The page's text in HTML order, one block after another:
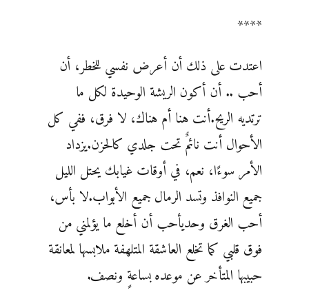
****
اعتدت على ذلك أن أعرض نفسي للخطر، أن
أحب .. أن أكون الريشة الوحيدة لكل ما
ترتديه الريح.أنت هنا أم هناك، لا فرق، ففي كل
الأحوال أنت نائمٌ تحت جلدي كالحزن.يزداد
الأمر سوءًا، نعم، في أوقات غيابك يحتل الليل
جميع النوافذ وتسد الرمال جميع الأبواب.لا بأس،
أحب الغرق وحديأحب أن أخلع ما يؤلمني من
فوق قلبي كما تخلع العاشقة المتلهفة ملابسها لمعانقة
حبيبها المتأخر عن موعده بساعةٍ ونصف.